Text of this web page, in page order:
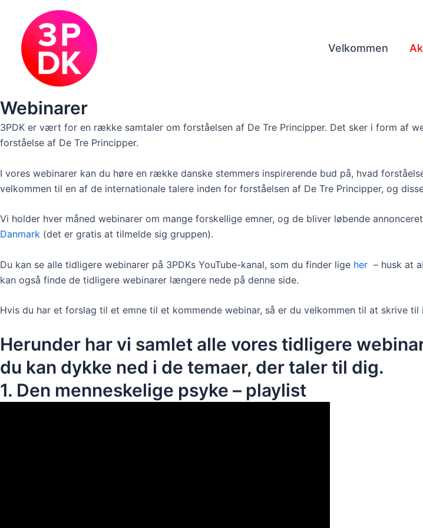
content
Velkommen
Webinarer
3PDK er vært for en række samtaler om forståelsen af De Tre Principper. Det sker i form af
forståelse af De Tre Principper.
I vores webinarer kan du høre en række danske stemmers inspirerende bud på, hvad
velkommen til en af de internationale talere inden for forståelsen af De Tre Principper, og
Vi holder hver måned webinarer om mange forskellige emner, og de bliver løbende
Danmark (det er gratis at tilmelde sig gruppen).
Du kan se alle tidligere webinarer på 3PDKs YouTube-kanal, som du finder lige her – husk at
kan også finde de tidligere webinarer længere nede på denne side.
Hvis du har et forslag til et emne til et kommende webinar, så er du velkommen til at skrive
Herunder har vi samlet alle vores tidligere
du kan dykke ned i de temaer, der taler til dig.
1. Den menneskelige psyke – playlist